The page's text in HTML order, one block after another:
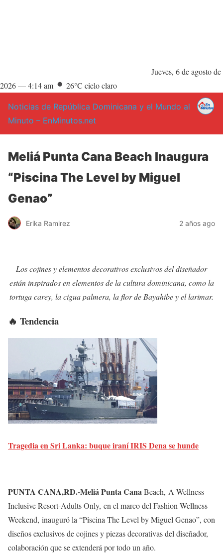
Jueves, 6 de agosto de
2026 —4:14 am 26°C cielo claro
Noticias de República Dominicana y el Mundo al
Minuto – EnMinutos.net
Meliá Punta Cana Beach Inaugura
“Piscina The Level by Miguel
Genao”
Erika Ramirez 2 años ago
Los cojines y elementos decorativos exclusivos del diseñador
están inspirados en elementos de la cultura dominicana, como la
tortuga carey, la cigua palmera, la flor de Bayahibe y el larimar.
🔥 Tendencia
Tragedia en Sri Lanka: buque iraní IRIS Dena se hunde
PUNTA CANA,RD.-Meliá Punta CanaBeach, A Wellness
Inclusive Resort-Adults Only, en el marco del Fashion Wellness
Weekend, inauguró la “Piscina The Level by Miguel Genao”, con
diseños exclusivos de cojines y piezas decorativas del diseñador,
colaboración que se extenderá por todo un año.